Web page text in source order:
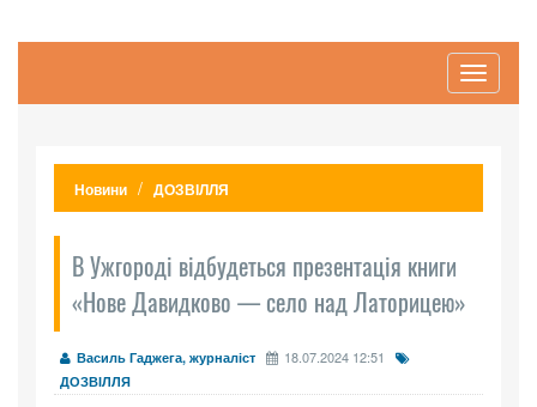
Toggle
Новини ДОЗВІЛЛЯ
В Ужгороді відбудеться презентація книги
«Нове Давидково — село над Латорицею»
Василь Гаджега, журналіст 18.07.2024 12:51
ДОЗВІЛЛЯ